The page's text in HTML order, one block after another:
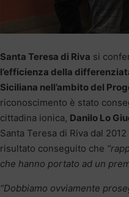
Santa Teresa di Riva si
l’efficienza della
Siciliana nell’ambito del
riconoscimento è stato
cittadina ionica, Danilo Lo
Santa Teresa di Riva dal
risultato conseguito che
che hanno portato ad un
“Dobbiamo ovviamente